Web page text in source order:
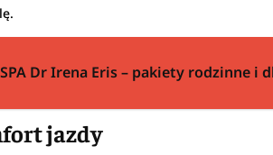
Dr Irena Eris – pakiety rodzinne i
jazdy